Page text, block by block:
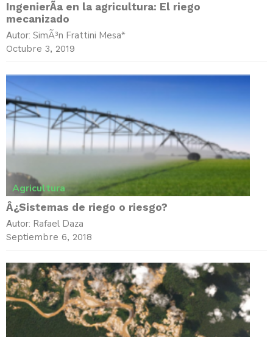
IngenierÃ­a en la agricultura: El riego
mecanizado
Autor: SimÃ³n Frattini Mesa*
Octubre 3, 2019
Agricultura
Â¿Sistemas de riego o riesgo?
Autor: Rafael Daza
Septiembre 6, 2018